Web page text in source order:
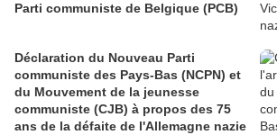
Parti communiste de Belgique (PCB)
Déclaration du Nouveau Parti
communiste des Pays-Bas (NCPN) et
du Mouvement de la jeunesse
communiste (CJB) à propos des 75
ans de la défaite de l'Allemagne nazie